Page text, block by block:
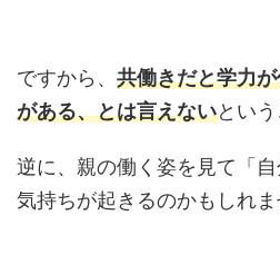
ですから、 共働きだと学力
がある、とは言えないという
逆に、親の働く姿を見て「
気持ちが起きるのかもしれま